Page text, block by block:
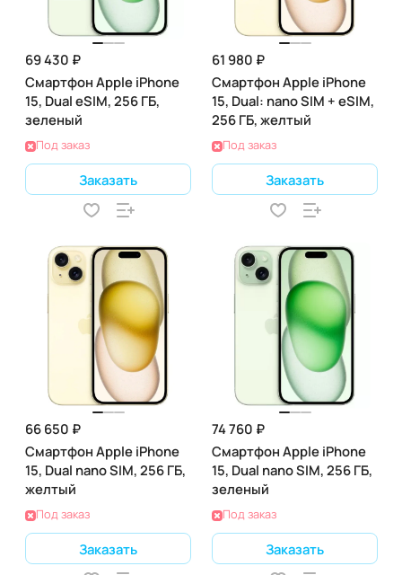
69 430 ₽
Смартфон Apple iPhone
15, Dual eSIM, 256 ГБ,
зеленый
Под заказ
Заказать
61 980 ₽
Смартфон Apple iPhone
15, Dual: nano SIM + eSIM,
256 ГБ, желтый
Под заказ
Заказать
66 650 ₽
Смартфон Apple iPhone
15, Dual nano SIM, 256 ГБ,
желтый
Под заказ
Заказать
74 760 ₽
Смартфон Apple iPhone
15, Dual nano SIM, 256 ГБ,
зеленый
Под заказ
Заказать